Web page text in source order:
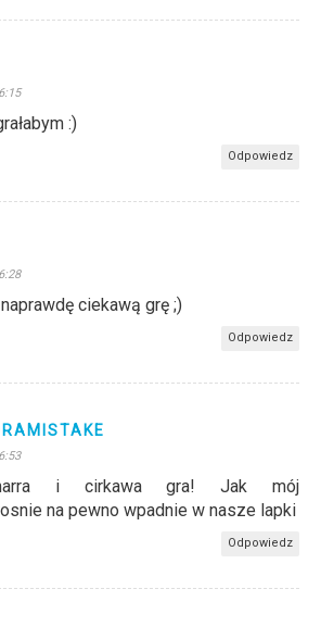
:)
Odpowiedz
ciekawą grę ;)
Odpowiedz
i cirkawa gra! Jak mój
na pewno wpadnie w nasze lapki
Odpowiedz